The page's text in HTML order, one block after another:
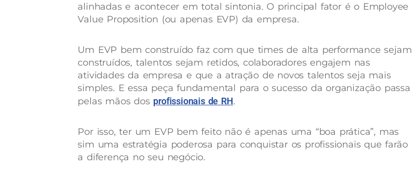
alinhadas e acontecer em total sintonia. O principal fator é o Employee
Value Proposition (ou apenas EVP) da empresa.
Um EVP bem construído faz com que times de alta performance sejam
construídos, talentos sejam retidos, colaboradores engajem nas
atividades da empresa e que a atração de novos talentos seja mais
simples. E essa peça fundamental para o sucesso da organização passa
pelas mãos dos profissionais de RH.
Por isso, ter um EVP bem feito não é apenas uma “boa prática”, mas
sim uma estratégia poderosa para conquistar os profissionais que farão
a diferença no seu negócio.